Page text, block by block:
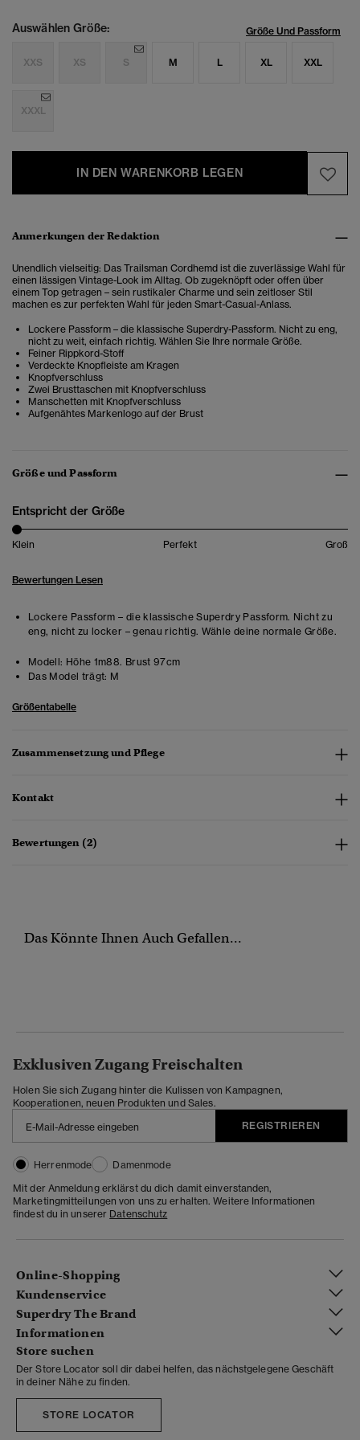
Auswählen Größe: Größe Und Passform
XXS XS S M L XL XXL
XXXL
IN DEN WARENKORB LEGEN
Anmerkungen der Redaktion
Unendlich vielseitig: Das Trailsman Cordhemd ist die zuverlässige Wahl für
einen lässigen Vintage-Look im Alltag. Ob zugeknöpft oder offen über
einem Top getragen – sein rustikaler Charme und sein zeitloser Stil
machen es zur perfekten Wahl für jeden Smart-Casual-Anlass.
Lockere Passform – die klassische Superdry-Passform. Nicht zu eng,
nicht zu weit, einfach richtig. Wählen Sie Ihre normale Größe.
Feiner Rippkord-Stoff
Verdeckte Knopfleiste am Kragen
Knopfverschluss
Zwei Brusttaschen mit Knopfverschluss
Manschetten mit Knopfverschluss
Aufgenähtes Markenlogo auf der Brust
Größe und Passform
Entspricht der Größe
Klein Perfekt Groß
Bewertungen Lesen
Lockere Passform – die klassische Superdry Passform. Nicht zu
eng, nicht zu locker – genau richtig. Wähle deine normale Größe.
Modell: Höhe 1m88. Brust 97cm
Das Model trägt: M
Größentabelle
Zusammensetzung und Pflege
Kontakt
Bewertungen (2)
Das Könnte Ihnen Auch Gefallen...
Exklusiven Zugang Freischalten
Holen Sie sich Zugang hinter die Kulissen von Kampagnen,
Kooperationen, neuen Produkten und Sales.
REGISTRIEREN
Herrenmode
Damenmode
Mit der Anmeldung erklärst du dich damit einverstanden,
Marketingmitteilungen von uns zu erhalten. Weitere Informationen
findest du in unserer Datenschutz
Online-Shopping
Kundenservice
Superdry The Brand
Informationen
Store suchen
Der Store Locator soll dir dabei helfen, das nächstgelegene Geschäft
in deiner Nähe zu finden.
STORE LOCATOR